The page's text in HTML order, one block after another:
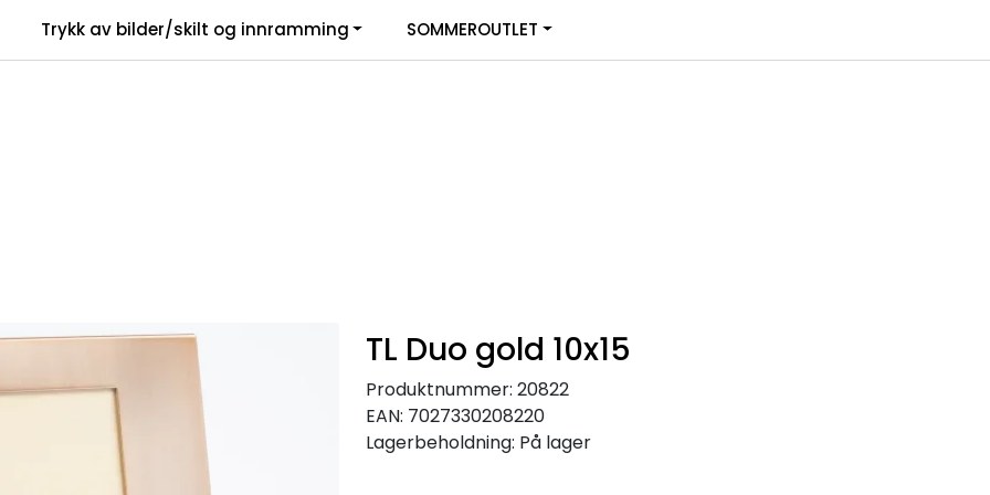
Trykk av bilder/skilt og innramming SOMMEROUTLET
TL Duo gold 10x15
Produktnummer: 20822
EAN: 7027330208220
Lagerbeholdning: På lager